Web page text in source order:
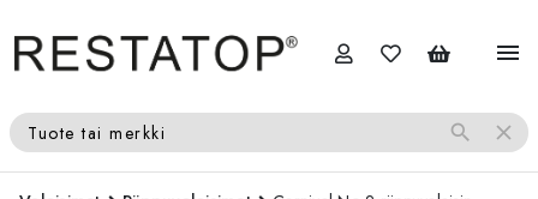
menu
Tuote tai merkki search close